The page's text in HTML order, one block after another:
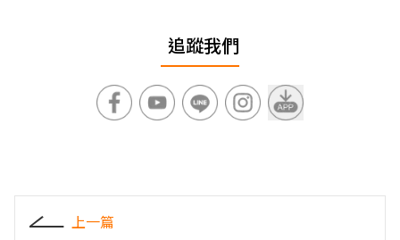
追蹤我們
上一篇